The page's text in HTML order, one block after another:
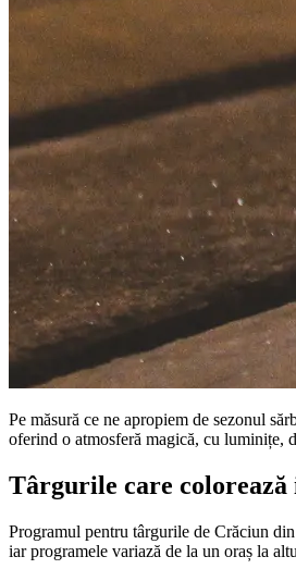
Pe măsură ce ne apropiem de sezonul
oferind o atmosferă magică, cu luminițe,
Târgurile care colorează
Programul pentru târgurile de Crăciun
iar programele variază de la un oraș la